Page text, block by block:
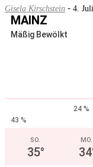
Gisela Kirschstein - 4.
MAINZ
Mäßig Bewölkt
24 %
43 %
SO.
35°
MO.
34